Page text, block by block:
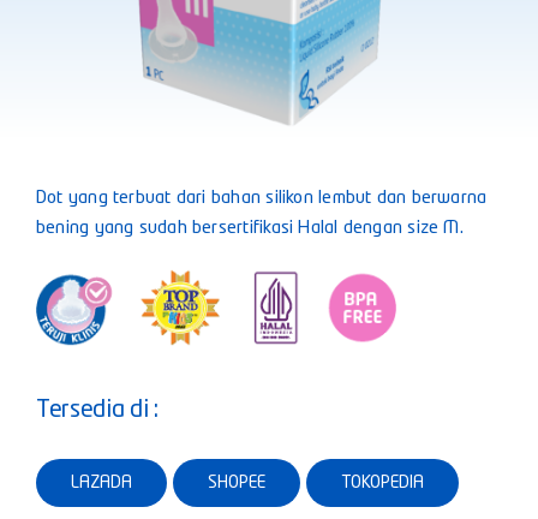
Dot yang terbuat dari bahan silikon lembut dan berwarna
bening yang sudah bersertifikasi Halal dengan size M.
Tersedia di :
LAZADA SHOPEE TOKOPEDIA